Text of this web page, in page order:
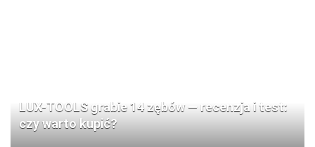
LUX-TOOLS grabie 14 zębów — recenzja i test:
czy warto kupić?